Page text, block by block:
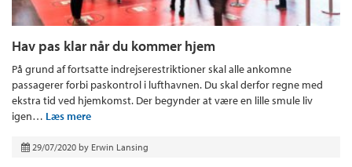
Hav pas klar når du kommer hjem
På grund af fortsatte indrejserestriktioner skal alle ankomne
passagerer forbi paskontrol i lufthavnen. Du skal derfor regne med
ekstra tid ved hjemkomst. Der begynder at være en lille smule liv
igen… Læs mere
29/07/2020 by Erwin Lansing